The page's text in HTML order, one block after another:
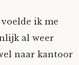
ik me
al weer
naar kantoor